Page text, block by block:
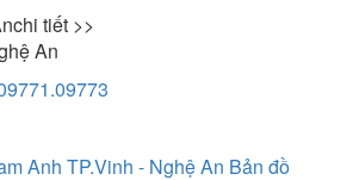
chi tiết >>
An
Anh TP.Vinh - Nghệ An Bản đồ